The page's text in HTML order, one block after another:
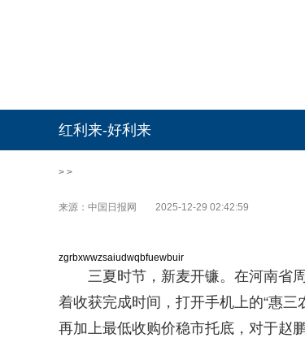
红利来-好利来
> >
来源：中国日报网 2025-12-29 02:42:59
zgrbxwwzsaiudwqbfuewbuir
三夏时节，新麦开镰。在河南省
着收获完成时间，打开手机上的“惠三
再加上最低收购价稳市托底，对于赵